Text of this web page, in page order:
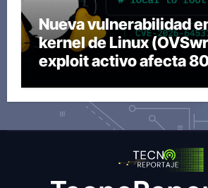
Nueva vulnerabilidad
kernel de Linux
exploit activo afecta